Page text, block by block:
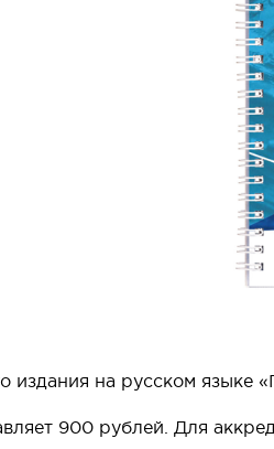
издания на русском языке
900 рублей. Для